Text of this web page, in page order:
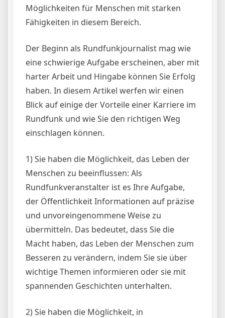
Möglichkeiten für Menschen mit starken
Fähigkeiten in diesem Bereich.
Der Beginn als Rundfunkjournalist mag wie
eine schwierige Aufgabe erscheinen, aber mit
harter Arbeit und Hingabe können Sie Erfolg
haben. In diesem Artikel werfen wir einen
Blick auf einige der Vorteile einer Karriere im
Rundfunk und wie Sie den richtigen Weg
einschlagen können.
1) Sie haben die Möglichkeit, das Leben der
Menschen zu beeinflussen: Als
Rundfunkveranstalter ist es Ihre Aufgabe,
der Öffentlichkeit Informationen auf präzise
und unvoreingenommene Weise zu
übermitteln. Das bedeutet, dass Sie die
Macht haben, das Leben der Menschen zum
Besseren zu verändern, indem Sie sie über
wichtige Themen informieren oder sie mit
spannenden Geschichten unterhalten.
2) Sie haben die Möglichkeit, in